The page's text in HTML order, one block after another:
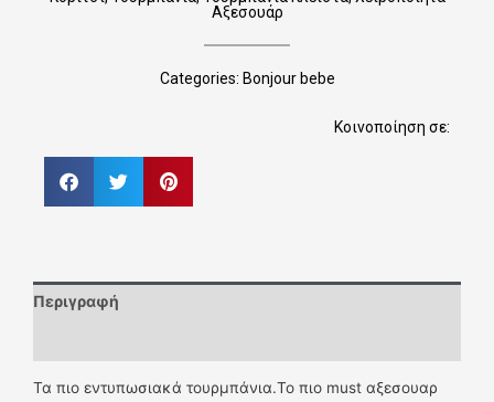
Αξεσουάρ
Categories: Bonjour bebe
Κοινοποίηση σε:
Περιγραφή
Τα πιο εντυπωσιακά τουρμπάνια.Το πιο must αξεσουαρ